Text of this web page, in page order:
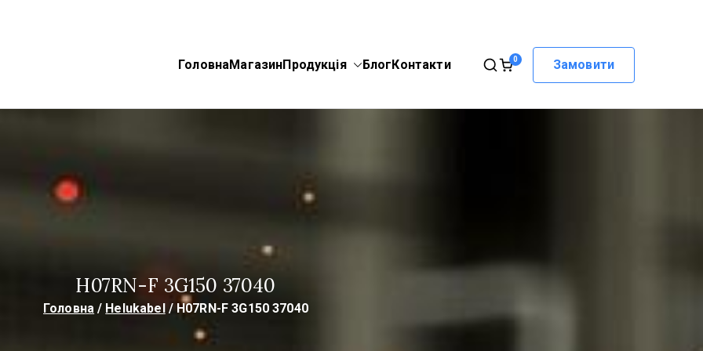
ГоловнаМагазинПродукція БлогКонтакти 0 Замовити
H07RN-F 3G150 37040
Головна Helukabel H07RN-F 3G150 37040